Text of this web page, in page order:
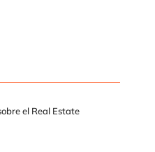
el Real Estate